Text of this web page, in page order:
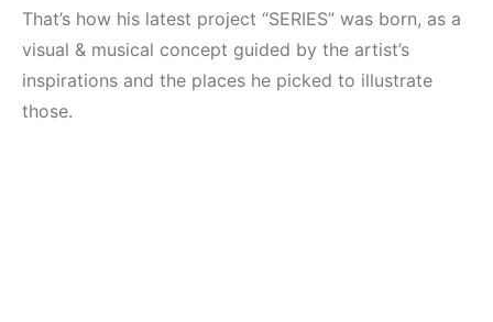
That’s how his latest project “SERIES” was born, as a
visual & musical concept guided by the artist’s
inspirations and the places he picked to illustrate
those.